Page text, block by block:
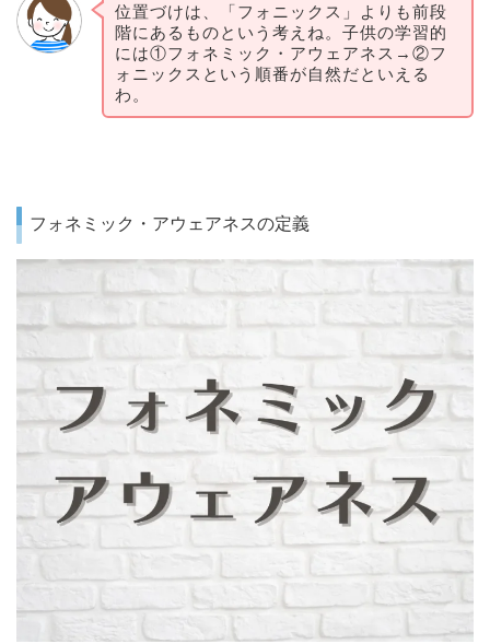
位置づけは、「フォニックス」よりも前段
階にあるものという考えね。子供の学習的
には①フォネミック・アウェアネス→②フ
ォニックスという順番が自然だといえる
わ。
フォネミック・アウェアネスの定義